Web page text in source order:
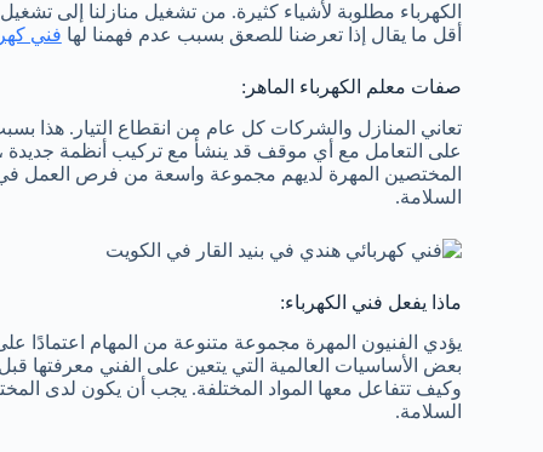
الكهرباء مطلوبة لأشياء كثيرة. من تشغيل منازلنا إلى
أقل ما يقال إذا تعرضنا للصعق بسبب عدم فهمنا لها فني
صفات معلم الكهرباء الماهر:
تعاني المنازل والشركات كل عام من انقطاع التيار. هذا
على التعامل مع أي موقف قد ينشأ مع تركيب أنظمة جديدة ،
المختصين المهرة لديهم مجموعة واسعة من فرص العمل في
السلامة.
ماذا يفعل فني الكهرباء:
يؤدي الفنيون المهرة مجموعة متنوعة من المهام اعتمادًا
بعض الأساسيات العالمية التي يتعين على الفني معرفتها
وكيف تتفاعل معها المواد المختلفة. يجب أن يكون لدى
السلامة.